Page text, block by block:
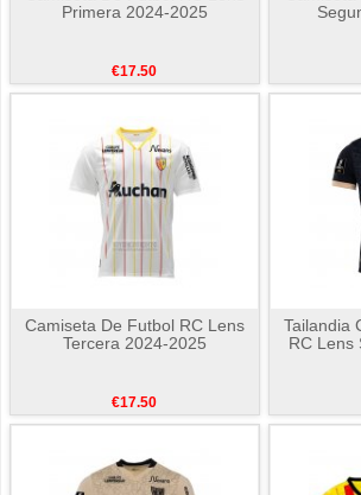
Primera 2024-2025
€17.50
Camiseta De Futbol RC Lens
Tercera 2024-2025
€17.50
Tailandia
RC Lens